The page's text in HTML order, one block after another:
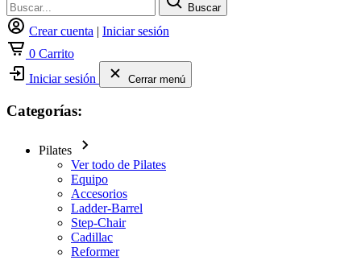
Buscar
Crear cuenta | Iniciar sesión
0 Carrito
Iniciar sesión
Cerrar menú
Categorías:
Pilates
Ver todo de Pilates
Equipo
Accesorios
Ladder-Barrel
Step-Chair
Cadillac
Reformer